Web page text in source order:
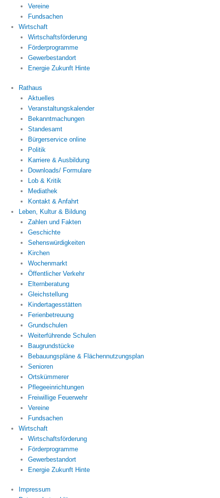
Vereine
Fundsachen
Wirtschaft
Wirtschaftsförderung
Förderprogramme
Gewerbestandort
Energie Zukunft Hinte
Rathaus
Aktuelles
Veranstaltungskalender
Bekanntmachungen
Standesamt
Bürgerservice online
Politik
Karriere & Ausbildung
Downloads/ Formulare
Lob & Kritik
Mediathek
Kontakt & Anfahrt
Leben, Kultur & Bildung
Zahlen und Fakten
Geschichte
Sehenswürdigkeiten
Kirchen
Wochenmarkt
Öffentlicher Verkehr
Elternberatung
Gleichstellung
Kindertagesstätten
Ferienbetreuung
Grundschulen
Weiterführende Schulen
Baugrundstücke
Bebauungspläne & Flächennutzungsplan
Senioren
Ortskümmerer
Pflegeeinrichtungen
Freiwillige Feuerwehr
Vereine
Fundsachen
Wirtschaft
Wirtschaftsförderung
Förderprogramme
Gewerbestandort
Energie Zukunft Hinte
Impressum